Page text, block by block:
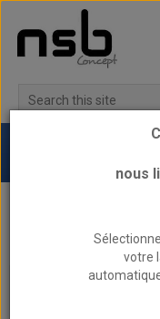
nous
votre